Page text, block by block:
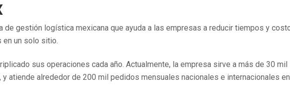
de gestión logística mexicana que ayuda a las empresas a reducir tiempos y
un solo sitio.
sus operaciones cada año. Actualmente, la empresa sirve a más de 30 mil
y atiende alrededor de 200 mil pedidos mensuales nacionales e internacionales en